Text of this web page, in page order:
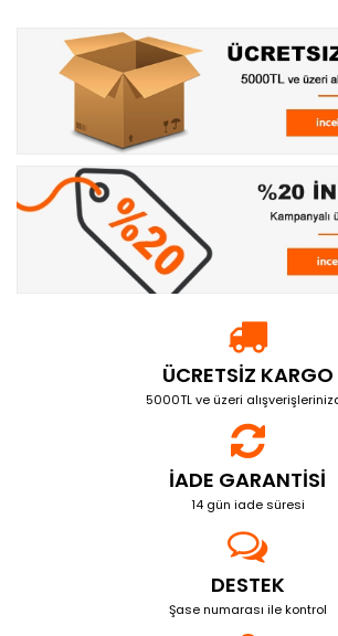
ÜCRETSIZ KARGO
5000TL ve üzeri
İADE GARANTISI
14 gün iade süresi
DESTEK
Şase numarası ile kontrol